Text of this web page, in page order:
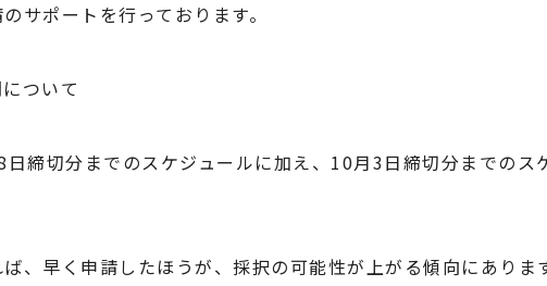
サポートを行っております。
ついて
締切分までのスケジュールに加え、10月3日締切分までのス
、早く申請したほうが、採択の可能性が上がる傾向にありま